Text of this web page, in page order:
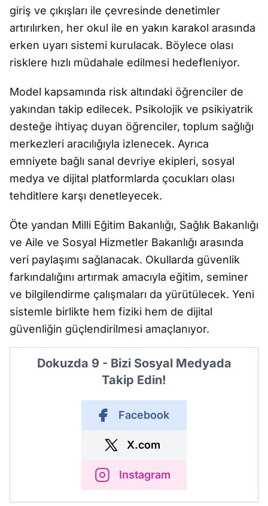
giriş ve çıkışları ile çevresinde denetimler
artırılırken, her okul ile en yakın karakol arasında
erken uyarı sistemi kurulacak. Böylece olası
risklere hızlı müdahale edilmesi hedefleniyor.
Model kapsamında risk altındaki öğrenciler de
yakından takip edilecek. Psikolojik ve psikiyatrik
desteğe ihtiyaç duyan öğrenciler, toplum sağlığı
merkezleri aracılığıyla izlenecek. Ayrıca
emniyete bağlı sanal devriye ekipleri, sosyal
medya ve dijital platformlarda çocukları olası
tehditlere karşı denetleyecek.
Öte yandan Milli Eğitim Bakanlığı, Sağlık Bakanlığı
ve Aile ve Sosyal Hizmetler Bakanlığı arasında
veri paylaşımı sağlanacak. Okullarda güvenlik
farkındalığını artırmak amacıyla eğitim, seminer
ve bilgilendirme çalışmaları da yürütülecek. Yeni
sistemle birlikte hem fiziki hem de dijital
güvenliğin güçlendirilmesi amaçlanıyor.
Dokuzda 9 - Bizi Sosyal Medyada
Takip Edin!
Facebook
X.com
Instagram